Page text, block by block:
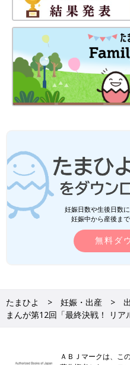
妊娠日数や生後日数
妊娠中から産後ま
無料ダ
たまひよ 妊娠・出産
まんが第12回「最終決戦！ リア
ＡＢＪマークは、こ